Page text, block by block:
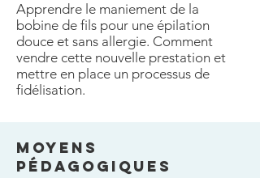
Apprendre le maniement de la
bobine de fils pour une épilation
douce et sans allergie. Comment
vendre cette nouvelle prestation et
mettre en place un processus de
fidélisation.
MOYENS
PéDAGOGIQUES